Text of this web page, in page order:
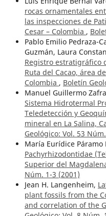
rocas ornamentales
las inspecciones de
Cesar – Colombia ,
Pablo Emilio Pedraza-
Guzmán, Laura
Registro estratigráfico
Ruta del Cacao, área
Colombia , Boletín
Manuel Guillermo
Sistema Hidrotermal
Teledetección y
mineral en La Salina,
Geológico: Vol. 53
María Eurídice Páramo
Pachyrhizodontidae
Superior del
Núm. 1-3 (2001)
Jean H. Langenheim,
plant fossils from the
and correlation of the